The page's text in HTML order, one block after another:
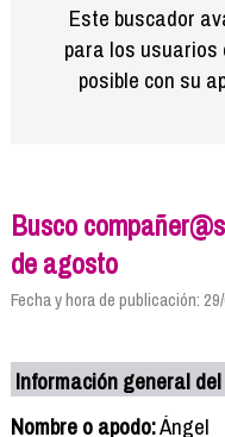
Este buscador
para los usuarios
posible con su
Busco
de agosto
Fecha y hora de publicación:
Información general
Nombre o apodo:Ángel